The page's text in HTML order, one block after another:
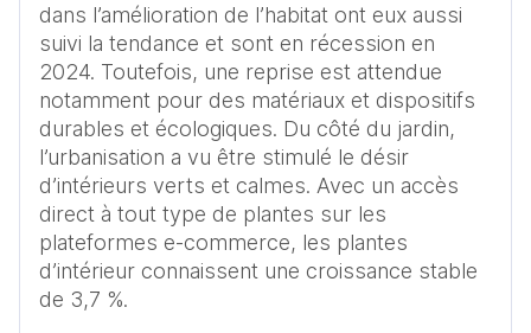
dans l’amélioration de l’habitat ont eux aussi
suivi la tendance et sont en récession en
2024. Toutefois, une reprise est attendue
notamment pour des matériaux et dispositifs
durables et écologiques. Du côté du jardin,
l’urbanisation a vu être stimulé le désir
d’intérieurs verts et calmes. Avec un accès
direct à tout type de plantes sur les
plateformes e-commerce, les plantes
d’intérieur connaissent une croissance stable
de 3,7 %.